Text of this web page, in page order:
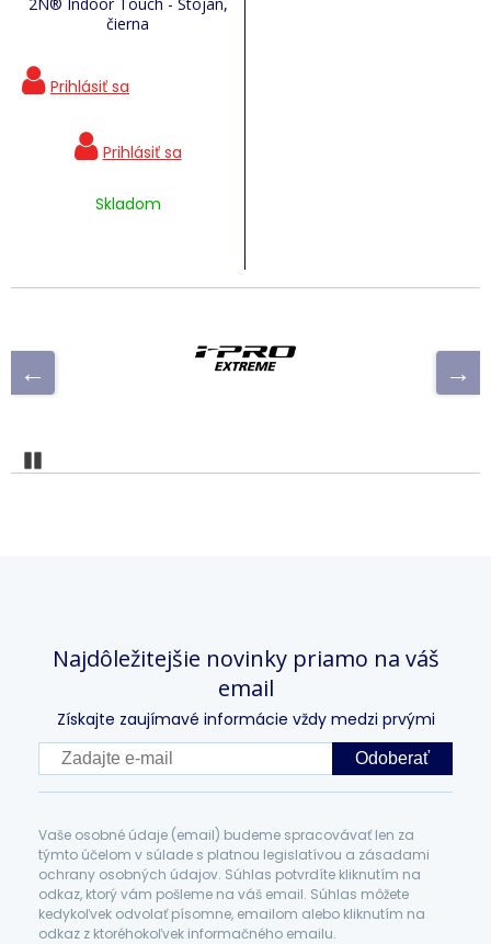
čierna
Skladom
Najdôležitejšie novinky priamo na váš
email
Získajte zaujímavé informácie vždy medzi prvými
Odoberať
Vaše osobné údaje (email) budeme spracovávať len za
týmto účelom v súlade s platnou legislatívou a zásadami
ochrany osobných údajov. Súhlas potvrdíte kliknutím na
odkaz, ktorý vám pošleme na váš email. Súhlas môžete
kedykoľvek odvolať písomne, emailom alebo kliknutím na
odkaz z ktoréhokoľvek informačného emailu.